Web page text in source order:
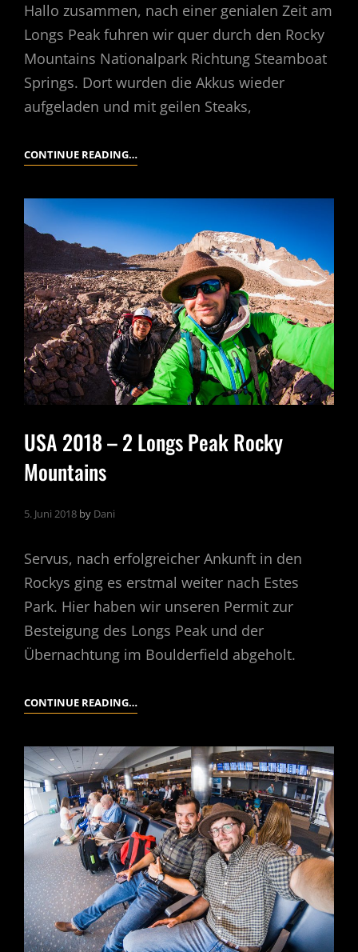
Hallo zusammen, nach einer genialen Zeit am
Longs Peak fuhren wir quer durch den Rocky
Mountains Nationalpark Richtung Steamboat
Springs. Dort wurden die Akkus wieder
aufgeladen und mit geilen Steaks,
CONTINUE READING…
ROAD
TO
STEAMBOAT
AND
JACKSON
HOLE
USA 2018 – 2 Longs Peak Rocky
Mountains
5. Juni 2018 by Dani
Servus, nach erfolgreicher Ankunft in den
Rockys ging es erstmal weiter nach Estes
Park. Hier haben wir unseren Permit zur
Besteigung des Longs Peak und der
Übernachtung im Boulderfield abgeholt.
CONTINUE READING…USA
–
2
LONGS
PEAK
ROCKY
MOUNTAINS